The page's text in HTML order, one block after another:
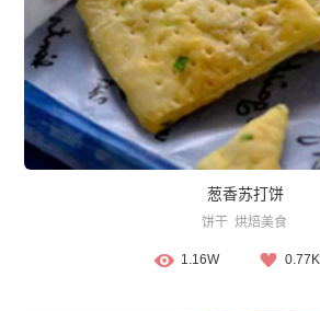
葱香苏打饼
饼干 烘焙美食
1.16W 0.77K